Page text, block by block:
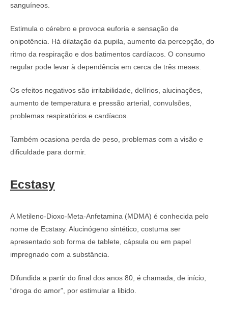
sanguíneos.
Estimula o cérebro e provoca euforia e sensação de
onipotência. Há dilatação da pupila, aumento da percepção, do
ritmo da respiração e dos batimentos cardíacos. O consumo
regular pode levar à dependência em cerca de três meses.
Os efeitos negativos são irritabilidade, delírios, alucinações,
aumento de temperatura e pressão arterial, convulsões,
problemas respiratórios e cardíacos.
Também ocasiona perda de peso, problemas com a visão e
dificuldade para dormir.
Ecstasy
A Metileno-Dioxo-Meta-Anfetamina (MDMA) é conhecida pelo
nome de Ecstasy. Alucinógeno sintético, costuma ser
apresentado sob forma de tablete, cápsula ou em papel
impregnado com a substância.
Difundida a partir do final dos anos 80, é chamada, de início,
“droga do amor”, por estimular a libido.